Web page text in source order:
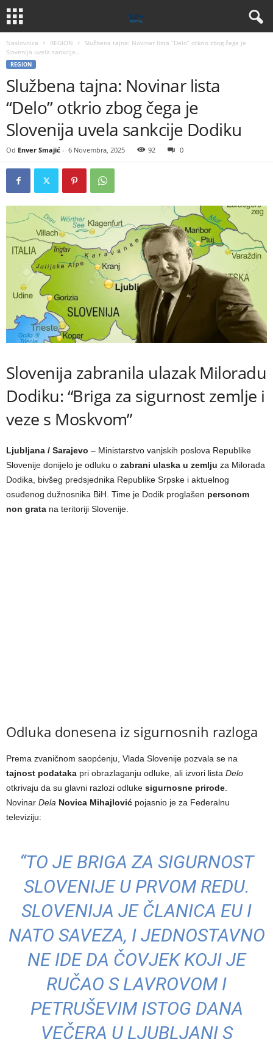
Naslovnica REGION
Službena tajna: Novinar lista “Delo” otkrio zbog čega je
Slovenija uvela sankcije...
REGION
Službena tajna: Novinar lista
“Delo” otkrio zbog čega je
Slovenija uvela sankcije Dodiku
Od Enver Smajić - 6 Novembra, 2025 92 0
Slovenija zabranila ulazak Miloradu
Dodiku: “Briga za sigurnost zemlje i
veze s Moskvom”
Ljubljana / Sarajevo – Ministarstvo vanjskih poslova Republike
Slovenije donijelo je odluku o zabrani ulaska u zemlju za Milorada
Dodika, bivšeg predsjednika Republike Srpske i aktuelnog
osuđenog dužnosnika BiH. Time je Dodik proglašen personom
non grata na teritoriji Slovenije.
Odluka donesena iz sigurnosnih razloga
Prema zvaničnom saopćenju, Vlada Slovenije pozvala se na
tajnost podataka pri obrazlaganju odluke, ali izvori lista Delo
otkrivaju da su glavni razlozi odluke sigurnosne prirode
Novinar Dela Novica Mihajlović pojasnio je za Federalnu
televiziju:
“TO JE BRIGA ZA SIGURNOST
SLOVENIJE U PRVOM REDU.
SLOVENIJA JE ČLANICA EU I
NATO SAVEZA, I JEDNOSTAVNO
NE IDE DA ČOVJEK KOJI JE
RUČAO S LAVROVOM I
PETRUŠEVIM ISTOG DANA
VEČERA U LJUBLJANI S